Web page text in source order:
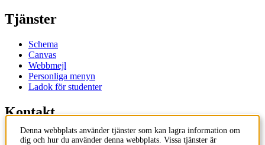
Tjänster
Schema
Canvas
Webbmejl
Personliga menyn
Ladok för studenter
Kontakt
Kontakta utbildningsprogram
Denna webbplats använder tjänster som kan lagra information om
dig och hur du använder denna webbplats. Vissa tjänster är